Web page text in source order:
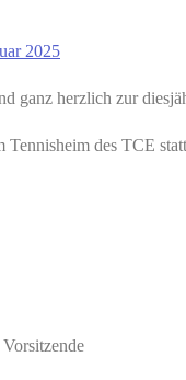
2025
ganz herzlich zur
Tennisheim des TCE